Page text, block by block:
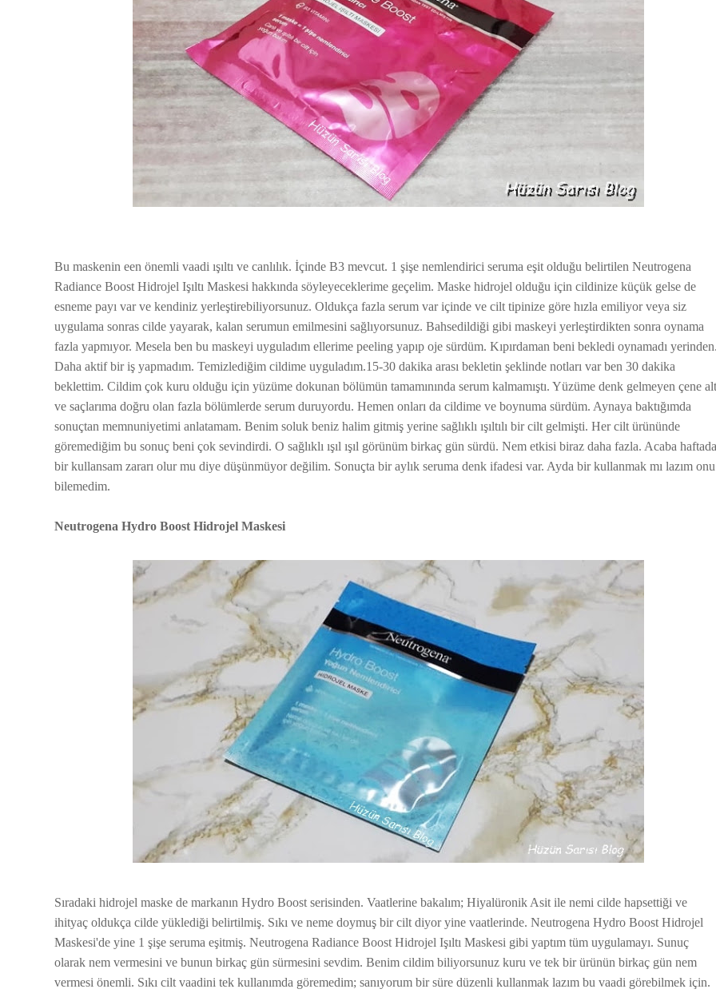
Bu maskenin een önemli vaadi ışıltı ve canlılık. İçinde B3 mevcut. 1 şişe nemlendirici seruma eşit olduğu belirtilen Neutrogena
Radiance Boost Hidrojel Işıltı Maskesi hakkında söyleyeceklerime geçelim. Maske hidrojel olduğu için cildinize küçük gelse de
esneme payı var ve kendiniz yerleştirebiliyorsunuz. Oldukça fazla serum var içinde ve cilt tipinize göre hızla emiliyor veya siz
uygulama sonras cilde yayarak, kalan serumun emilmesini sağlıyorsunuz. Bahsedildiği gibi maskeyi yerleştirdikten sonra oynama
fazla yapmıyor. Mesela ben bu maskeyi uyguladım ellerime peeling yapıp oje sürdüm. Kıpırdaman beni bekledi oynamadı
Daha aktif bir iş yapmadım. Temizlediğim cildime uyguladım.15-30 dakika arası bekletin şeklinde notları var ben 30 dakika
beklettim. Cildim çok kuru olduğu için yüzüme dokunan bölümün tamamınında serum kalmamıştı. Yüzüme denk gelmeyen çene
ve saçlarıma doğru olan fazla bölümlerde serum duruyordu. Hemen onları da cildime ve boynuma sürdüm. Aynaya baktığımda
sonuçtan memnuniyetimi anlatamam. Benim soluk beniz halim gitmiş yerine sağlıklı ışıltılı bir cilt gelmişti. Her cilt ürününde
göremediğim bu sonuç beni çok sevindirdi. O sağlıklı ışıl ışıl görünüm birkaç gün sürdü. Nem etkisi biraz daha fazla. Acaba haftada
bir kullansam zararı olur mu diye düşünmüyor değilim. Sonuçta bir aylık seruma denk ifadesi var. Ayda bir kullanmak mı lazım onu
bilemedim.
Neutrogena Hydro Boost Hidrojel Maskesi
Sıradaki hidrojel maske de markanın Hydro Boost serisinden. Vaatlerine bakalım; Hiyalüronik Asit ile nemi cilde hapsettiği ve
ihityaç oldukça cilde yüklediği belirtilmiş. Sıkı ve neme doymuş bir cilt diyor yine vaatlerinde. Neutrogena Hydro Boost Hidrojel
Maskesi'de yine 1 şişe seruma eşitmiş. Neutrogena Radiance Boost Hidrojel Işıltı Maskesi gibi yaptım tüm uygulamayı. Sunuç
olarak nem vermesini ve bunun birkaç gün sürmesini sevdim. Benim cildim biliyorsunuz kuru ve tek bir ürünün birkaç gün nem
vermesi önemli. Sıkı cilt vaadini tek kullanımda göremedim; sanıyorum bir süre düzenli kullanmak lazım bu vaadi görebilmek için.